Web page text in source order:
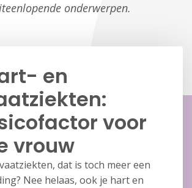
onderwerpen.
en
voor
vrouw
dat is toch meer een
Nee helaas, ook je hart en